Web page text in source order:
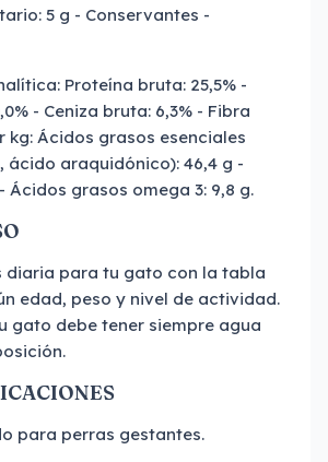
5 g - Conservantes -
Proteína bruta: 25,5% -
- Ceniza bruta: 6,3% - Fibra
kg: Ácidos grasos esenciales
ácido araquidónico): 46,4 g -
Ácidos grasos omega 3: 9,8 g.
diaria para tu gato con la tabla
edad, peso y nivel de actividad.
gato debe tener siempre agua
para perras gestantes.